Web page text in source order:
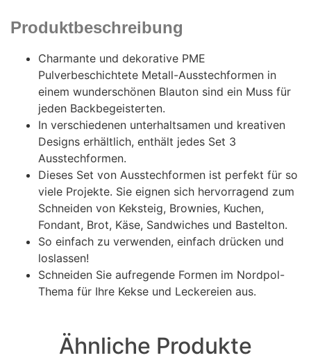
Produktbeschreibung
Charmante und dekorative PME
Pulverbeschichtete Metall-Ausstechformen in
einem wunderschönen Blauton sind ein Muss für
jeden Backbegeisterten.
In verschiedenen unterhaltsamen und kreativen
Designs erhältlich, enthält jedes Set 3
Ausstechformen.
Dieses Set von Ausstechformen ist perfekt für so
viele Projekte. Sie eignen sich hervorragend zum
Schneiden von Keksteig, Brownies, Kuchen,
Fondant, Brot, Käse, Sandwiches und Bastelton.
So einfach zu verwenden, einfach drücken und
loslassen!
Schneiden Sie aufregende Formen im Nordpol-
Thema für Ihre Kekse und Leckereien aus.
Ähnliche Produkte